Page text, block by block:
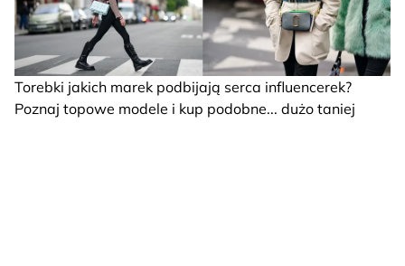
Torebki jakich marek podbijają serca influencerek?
Poznaj topowe modele i kup podobne... dużo taniej